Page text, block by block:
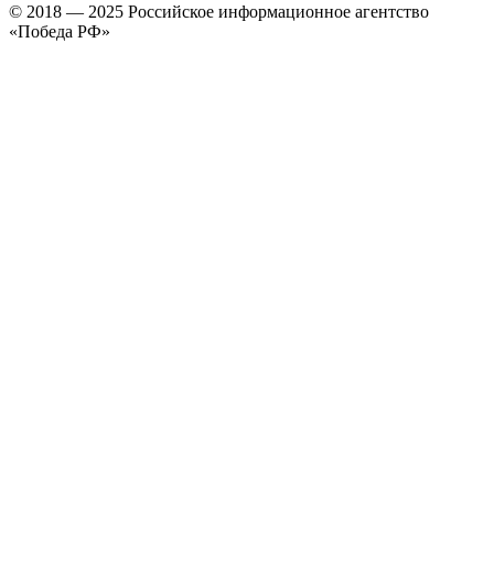
© 2018 — 2025 Российское информационное агентство
«Победа РФ»